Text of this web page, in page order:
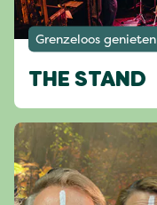
Grenzeloos genieten
THE STAND